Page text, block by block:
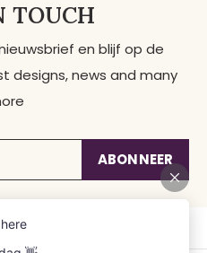
TOUCH
en blijf op de
designs, news and many
ABONNEER